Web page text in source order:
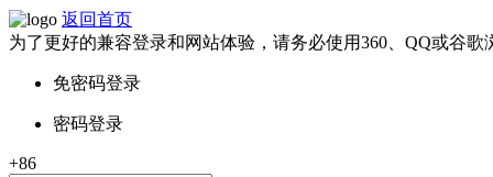
返回首页
为了更好的兼容登录和网站体验，请务必使用360、QQ或谷歌